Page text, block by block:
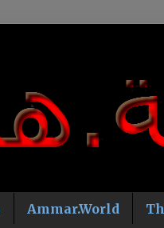
Ammar.World